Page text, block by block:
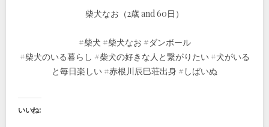
柴犬なお（2歳 and 60日）
#柴犬 #柴犬なお #ダンボール
#柴犬のいる暮らし #柴犬の好きな人と繋がりたい #犬がいる
と毎日楽しい #赤根川辰巳荘出身 #しばいぬ
いいね: